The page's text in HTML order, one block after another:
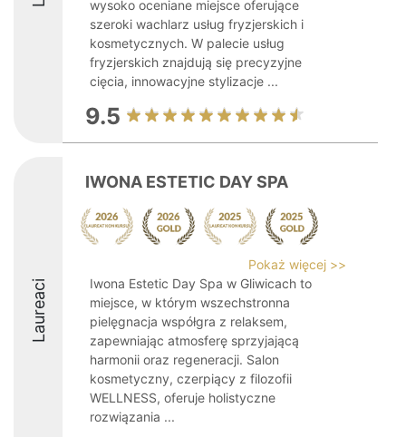
wysoko oceniane miejsce oferujące
szeroki wachlarz usług fryzjerskich i
kosmetycznych. W palecie usług
fryzjerskich znajdują się precyzyjne
cięcia, innowacyjne stylizacje ...
9.5
Laureaci
IWONA ESTETIC DAY SPA
Pokaż więcej >>
Iwona Estetic Day Spa w Gliwicach to
miejsce, w którym wszechstronna
pielęgnacja współgra z relaksem,
zapewniając atmosferę sprzyjającą
harmonii oraz regeneracji. Salon
kosmetyczny, czerpiący z filozofii
WELLNESS, oferuje holistyczne
rozwiązania ...